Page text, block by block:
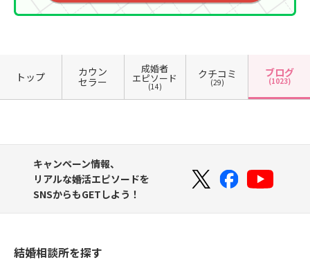
トップ カウン
セラー
成婚者
エピソード
(14)
クチコミ
(29)
ブログ
(1023)
キャンペーン情報、
リアルな婚活エピソードを
SNSからもGETしよう！
結婚相談所を探す